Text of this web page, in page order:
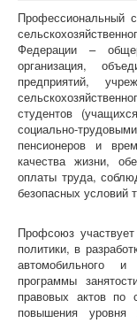
Съезды
Пленумы
Президиумы
Совещания
Устав
Программа
Отчеты и
Формы
«СМИ»
Голос
Вестник
Вести
Газета
Голос
Конкурсы
Отраслевой
Профессиональный
Федерации –
организация,
предприятий,
студентов
социально-
пенсионеров и
качества жизни,
оплаты труда,
безопасных условий
Профсоюз
политики, в
автомобильного и
программы
правовых актов по
повышения уровня